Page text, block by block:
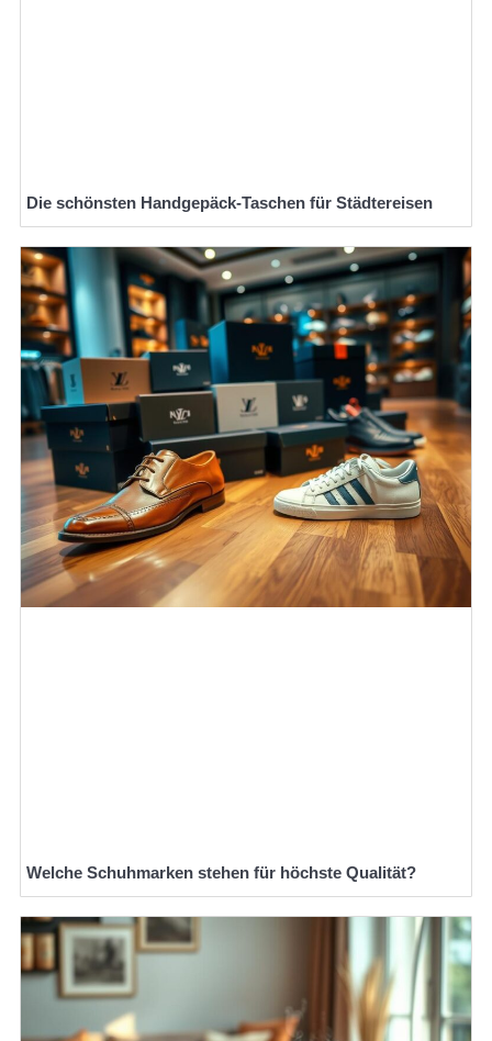
Die schönsten Handgepäck-Taschen für Städtereisen
Welche Schuhmarken stehen für höchste Qualität?